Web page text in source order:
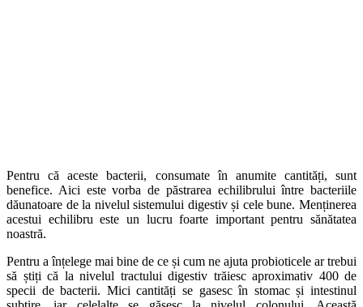
Pentru că aceste bacterii, consumate în anumite cantități, sunt
benefice. Aici este vorba de păstrarea echilibrului între bacteriile
dăunatoare de la nivelul sistemului digestiv și cele bune. Menținerea
acestui echilibru este un lucru foarte important pentru sănătatea
noastră.
Pentru a înțelege mai bine de ce și cum ne ajuta probioticele ar trebui
să știți că la nivelul tractului digestiv trăiesc aproximativ 400 de
specii de bacterii. Mici cantități se gasesc în stomac și intestinul